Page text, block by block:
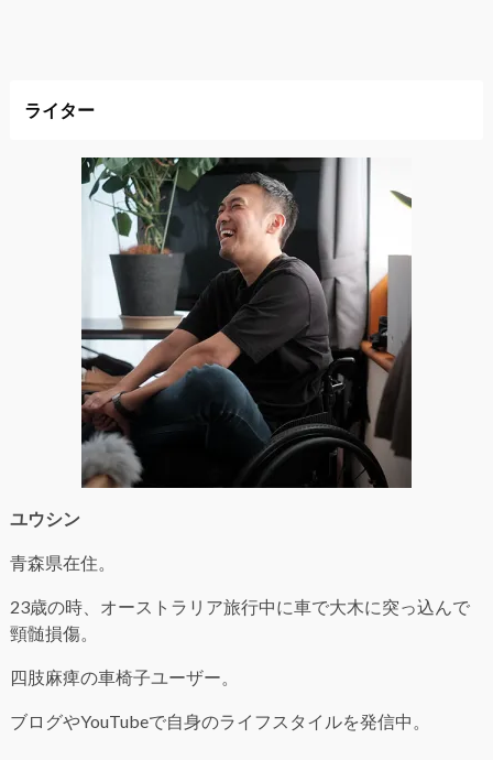
ライター
ユウシン
青森県在住。
23歳の時、オーストラリア旅行中に車で大木に突っ込んで
頸髄損傷。
四肢麻痺の車椅子ユーザー。
ブログやYouTubeで自身のライフスタイルを発信中。